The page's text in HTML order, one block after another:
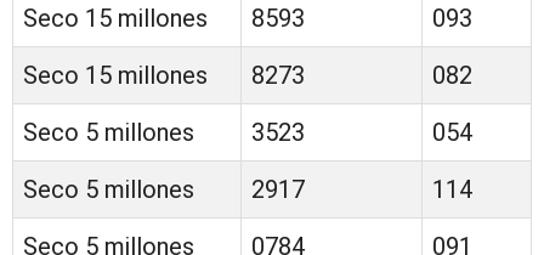
Seco 15 millones
8593
093
Seco 15 millones
8273
082
Seco 5 millones
3523
054
Seco 5 millones
2917
114
Seco 5 millones
0784 091